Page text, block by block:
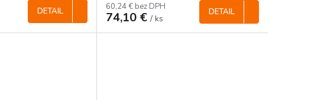
DETAIL 60,24 € bez DPH
74,10 € / ks
DETAIL